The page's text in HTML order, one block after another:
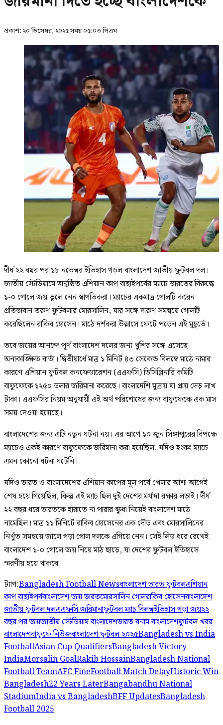
প্রকাশ: ২০ ডিসেম্বর, ২০২৫ সময় ০৫:০৩ পিএম
দীর্ঘ ২২ বছর পর ১৮ নভেম্বর ইতিহাস গড়ল বাংলাদেশ জাতীয় ফুটবল দল।
জাতীয় স্টেডিয়ামে অনুষ্ঠিত এশিয়ান কাপ বাছাইপর্বের ম্যাচে ভারতের বিরুদ্ধে
১-০ গোলে জয় তুলে নেন স্বাগতিকরা। ম্যাচের একমাত্র গোলটি করেন
প্রতিভাবান তরুণ ফুটবলার মোরসালিন, যার সঙ্গে দারুণ সমন্বয়ে গোলটি
করেছিলেন রাকিব হোসেন। মাঠে দর্শকরা উল্লাসে ফেটে পড়েন এই মুহূর্তে।
তবে জয়ের আনন্দে পূর্ণ বাংলাদেশ দলের জন্য খুশির সঙ্গে এসেছে
অনাকাঙ্ক্ষিত বার্তা। দ্বিতীয়ার্ধে মাত্র ১ মিনিট ৪৩ সেকেন্ড বিলম্বে মাঠে নামার
কারণে এশিয়ান ফুটবল কনফেডারেশন (এএফসি) ডিসিপ্লিনারি কমিটি
বাফুফেকে ১২৫০ ডলার জরিমানা করেছে। বাংলাদেশি মুদ্রায় যা প্রায় দেড় লাখ
টাকা। এএফসির নিয়ম অনুযায়ী এই অর্থ পরিশোধের জন্য বাফুফেকে এক মাস
সময় দেওয়া হয়েছে।
বাংলাদেশের জন্য এটি নতুন ঘটনা নয়। এর আগে ১০ জুন সিঙ্গাপুরের বিপক্ষে
ম্যাচেও একই কারণে বাফুফেকে জরিমানা করা হয়েছিল, যদিও হংকং ম্যাচে
এমন কোনো ঘটনা ঘটেনি।
যদিও ভারত ও বাংলাদেশের এশিয়ান কাপের মূল পর্বে খেলার আশা আগেই
শেষ হয়ে গিয়েছিল, কিন্তু এই ম্যাচ ছিল দুই দেশের মর্যাদা রক্ষার লড়াই। দীর্ঘ
২২ বছর ধরে ভারতকে হারাতে না পারার ক্ষুধা নিয়েই বাংলাদেশ মাঠে
নামেছিল। মাত্র ১১ মিনিটে রাকিব হোসেনের এক দৌড় এবং মোরসালিনের
নিখুঁত সমন্বয়ে জালে গড়া গোল দলকে এগিয়ে নেন। সেই লিড ধরে রেখেই
বাংলাদেশ ১-০ গোলে জয় নিয়ে মাঠ ছাড়ে, যা দেশের ফুটবল ইতিহাসে
স্মরণীয় হয়ে থাকবে।
ট্যাগ:Bangladesh Football Newsবাংলাদেশ ভারত ফুটবলএশিয়ান
কাপ বাছাইপর্ববাংলাদেশ জয় ভারতমোরসালিন গোলরাকিব হোসেনবাংলাদেশ
জাতীয় ফুটবল দলএএফসি জরিমানাফুটবল ম্যাচ বিলম্বইতিহাস গড়া জয়২২
বছর পর জয়জাতীয় স্টেডিয়াম বাংলাদেশভারত বনাম বাংলাদেশফুটবল খবর
বাংলাদেশবাফুফে নিউজবাংলাদেশ ফুটবল ২০২৫Bangladesh vs India
FootballAsian Cup QualifiersBangladesh Victory
IndiaMorsalin GoalRakib HossainBangladesh National
Football TeamAFC FineFootball Match DelayHistoric Win
Bangladesh22 Years LaterBangabandhu National
StadiumIndia vs BangladeshBFF UpdatesBangladesh
Football 2025